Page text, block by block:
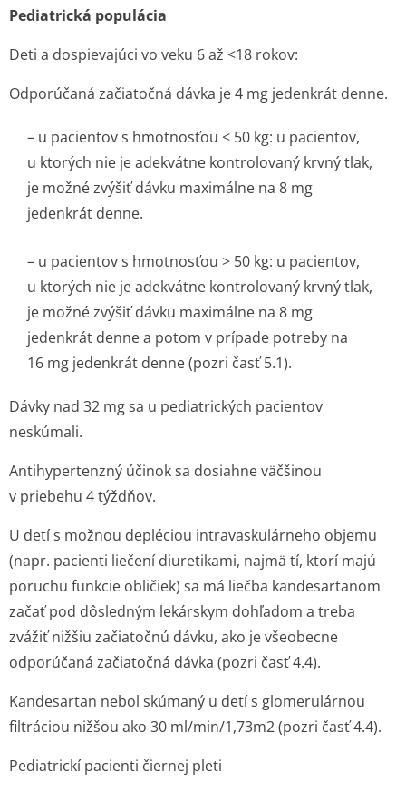
Pediatrická populácia
Deti a dospievajúci vo veku 6 až <18 rokov:
Odporúčaná začiatočná dávka je 4 mg jedenkrát denne.
– u pacientov s hmotnosťou < 50 kg: u pacientov,
u ktorých nie je adekvátne kontrolovaný krvný tlak,
je možné zvýšiť dávku maximálne na 8 mg
jedenkrát denne.
– u pacientov s hmotnosťou > 50 kg: u pacientov,
u ktorých nie je adekvátne kontrolovaný krvný tlak,
je možné zvýšiť dávku maximálne na 8 mg
jedenkrát denne a potom v prípade potreby na
16 mg jedenkrát denne (pozri časť 5.1).
Dávky nad 32 mg sa u pediatrických pacientov
neskúmali.
Antihypertenzný účinok sa dosiahne väčšinou
v priebehu 4 týždňov.
U detí s možnou depléciou intravaskulárneho objemu
(napr. pacienti liečení diuretikami, najmä tí, ktorí majú
poruchu funkcie obličiek) sa má liečba kandesartanom
začať pod dôsledným lekárskym dohľadom a treba
zvážiť nižšiu začiatočnú dávku, ako je všeobecne
odporúčaná začiatočná dávka (pozri časť 4.4).
Kandesartan nebol skúmaný u detí s glomerulárnou
filtráciou nižšou ako 30 ml/min/1,73m2(pozri časť 4.4).
Pediatrickí pacienti čiernej pleti